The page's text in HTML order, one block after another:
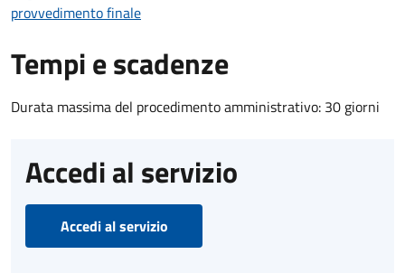
provvedimento finale
Tempi e scadenze
Durata massima del procedimento amministrativo: 30 giorni
Accedi al servizio
Accedi al servizio